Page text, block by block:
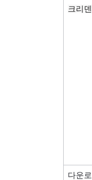
크리
다운